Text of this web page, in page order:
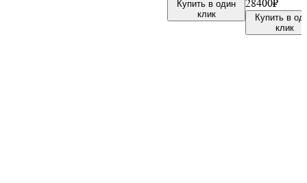
Купить в один
клик
28400₽
Купить в
клик